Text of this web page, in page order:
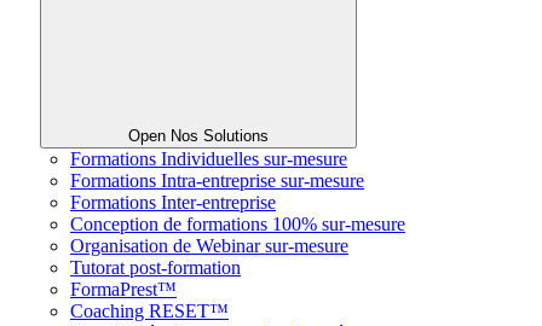
Open Nos Solutions
Formations Individuelles sur-mesure
Formations Intra-entreprise sur-mesure
Formations Inter-entreprise
Conception de formations 100% sur-mesure
Organisation de Webinar sur-mesure
Tutorat post-formation
FormaPrest™
Coaching RESET™